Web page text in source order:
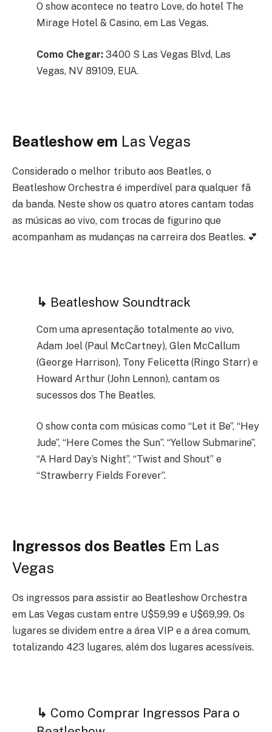
O show acontece no teatro Love, do hotel The
Mirage Hotel & Casino, em Las Vegas.
Como Chegar: 3400 S Las Vegas Blvd, Las
Vegas, NV 89109, EUA.
Beatleshow em Las Vegas
Considerado o melhor tributo aos Beatles, o
Beatleshow Orchestra é imperdível para qualquer fã
da banda. Neste show os quatro atores cantam todas
as músicas ao vivo, com trocas de figurino que
acompanham as mudanças na carreira dos Beatles. 💕
↳ Beatleshow Soundtrack
Com uma apresentação totalmente ao vivo,
Adam Joel (Paul McCartney), Glen McCallum
(George Harrison), Tony Felicetta (Ringo Starr) e
Howard Arthur (John Lennon), cantam os
sucessos dos The Beatles.
O show conta com músicas como “Let it Be”, “Hey
Jude”, “Here Comes the Sun”. “Yellow Submarine”,
“A Hard Day’s Night”, “Twist and Shout” e
“Strawberry Fields Forever”.
Ingressos dos Beatles Em Las
Vegas
Os ingressos para assistir ao Beatleshow Orchestra
em Las Vegas custam entre U$59,99 e U$69,99. Os
lugares se dividem entre a área VIP e a área comum,
totalizando 423 lugares, além dos lugares acessíveis.
↳ Como Comprar Ingressos Para o